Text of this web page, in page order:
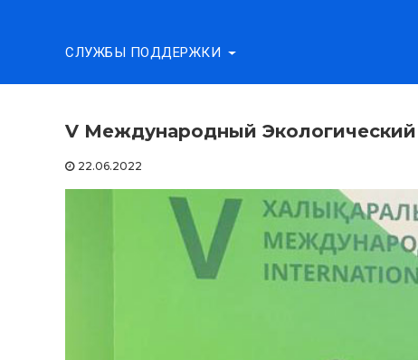
СЛУЖБЫ ПОДДЕРЖКИ
V Международный
22.06.2022